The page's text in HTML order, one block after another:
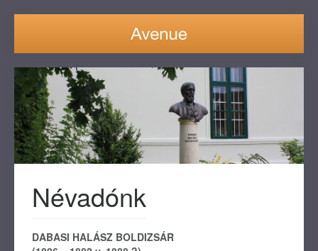
Névadónk
DABASI HALÁSZ BOLDIZSÁR